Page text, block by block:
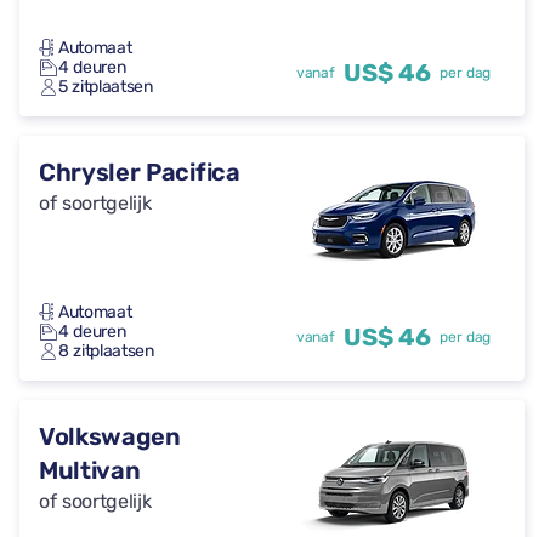
Automaat
4 deuren
5 zitplaatsen
vanaf US$ 46 per dag
Chrysler Pacifica
of soortgelijk
Automaat
4 deuren
8 zitplaatsen
vanaf US$ 46 per dag
Volkswagen
Multivan
of soortgelijk